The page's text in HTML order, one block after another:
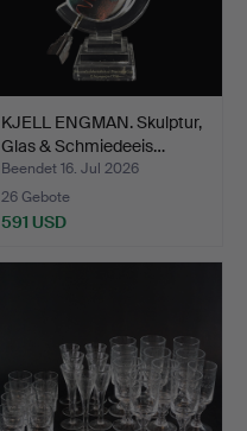
KJELL ENGMAN. Skulptur,
Glas & Schmiedeeis…
Beendet 16. Jul 2026
26 Gebote
591 USD